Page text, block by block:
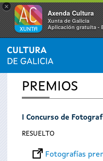
×
Axenda Cultura
Xunta de Galicia
Aplicación gratuíta -
Se
encuentra
usted
INICIO
PREMIOS
I Concurso de
RESUELTO
Fotografías